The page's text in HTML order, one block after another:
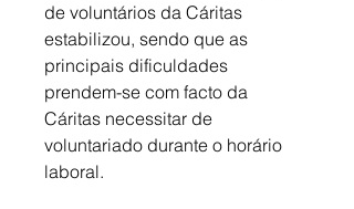
de voluntários da Cáritas
estabilizou, sendo que as
principais dificuldades
prendem-se com facto da
Cáritas necessitar de
voluntariado durante o horário
laboral.